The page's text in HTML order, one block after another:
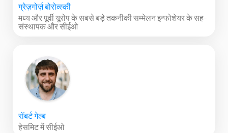
ग्रेज़गोर्ज़ बोरोव्स्की
मध्य और पूर्वी यूरोप के सबसे बड़े तकनीकी सम्मेलन इन्फोशेयर के सह-
संस्थापक और सीईओ
रॉबर्ट गेल्ब
हेसमिट में सीईओ